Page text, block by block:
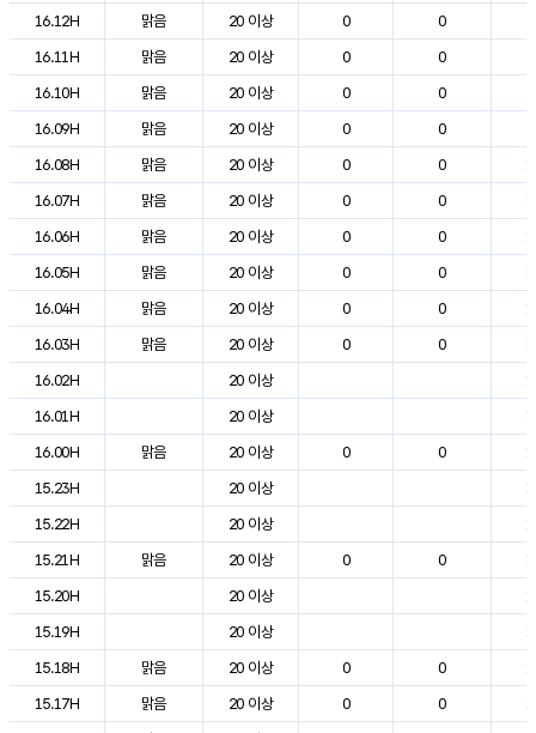
16.12H
맑음 20 이상 0 0
16.11H
맑음 20 이상 0 0
16.10H
맑음 20 이상 0 0
16.09H
맑음 20 이상 0 0
16.08H
맑음 20 이상 0 0
16.07H
맑음 20 이상 0 0
16.06H
맑음 20 이상 0 0
16.05H
맑음 20 이상 0 0
16.04H
맑음 20 이상 0 0
16.03H
맑음 20 이상 0 0
16.02H
20 이상
16.01H
20 이상
16.00H
맑음 20 이상 0 0
15.23H
20 이상
15.22H
20 이상
15.21H
맑음 20 이상 0 0
15.20H
20 이상
15.19H
20 이상
15.18H
맑음 20 이상 0 0
15.17H
맑음 20 이상 0 0